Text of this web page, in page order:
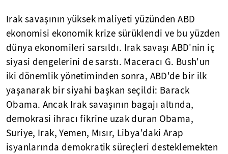
Irak savaşının yüksek maliyeti yüzünden ABD
ekonomisi ekonomik krize sürüklendi ve bu yüzden
dünya ekonomileri sarsıldı. Irak savaşı ABD'nin iç
siyasi dengelerini de sarstı. Maceracı G. Bush'un
iki dönemlik yönetiminden sonra, ABD'de bir ilk
yaşanarak bir siyahi başkan seçildi: Barack
Obama. Ancak Irak savaşının bagajı altında,
demokrasi ihracı fikrine uzak duran Obama,
Suriye, Irak, Yemen, Mısır, Libya'daki Arap
isyanlarında demokratik süreçleri desteklemekten